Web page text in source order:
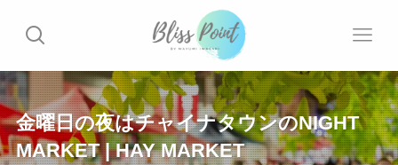
金曜日の夜はチャイナタウンのNIGHT
MARKET | HAY MARKET